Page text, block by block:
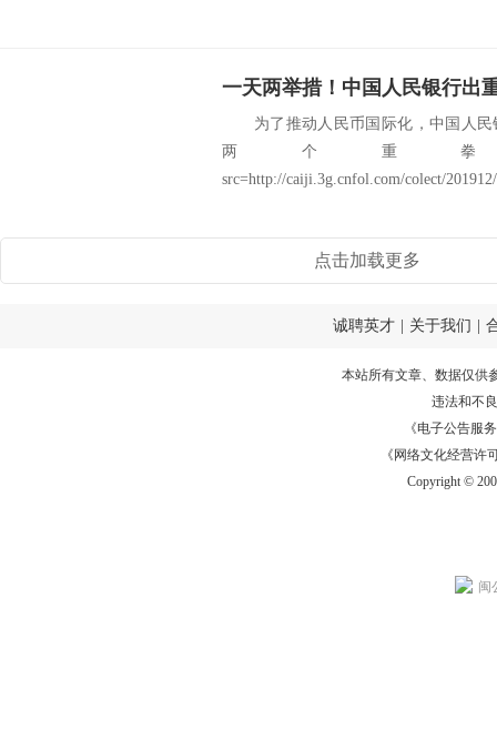
一天两举措！中国人民银行出
为了推动人民币国际化，中国人民
两个
src=http://caiji.3g.cnfol.com/colect/
点击加载更多
诚聘英才 关于我们
本站所有文章、数据仅供
违法和不
《电子公告服务
《网络文化经营许
Copyright ©
闽